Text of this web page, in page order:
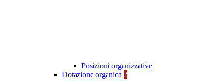
Posizioni organizzative
Dotazione organica 2